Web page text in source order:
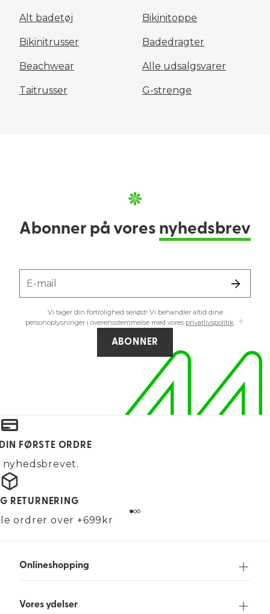
Alt badetøj Bikinitoppe
Bikinitrusser Badedragter
Beachwear Alle udsalgsvarer
Taitrusser G-strenge
Abonner på vores nyhedsbrev
E-mail
Vi tager din fortrolighed seriøst! Vi behandler altid dine
personoplysninger i overensstemmelse med vores privatlivspolitik.
ABONNER
FØRSTE ORDRE
RETURNERING
ordrer over +699kr
Onlineshopping
Vores ydelser